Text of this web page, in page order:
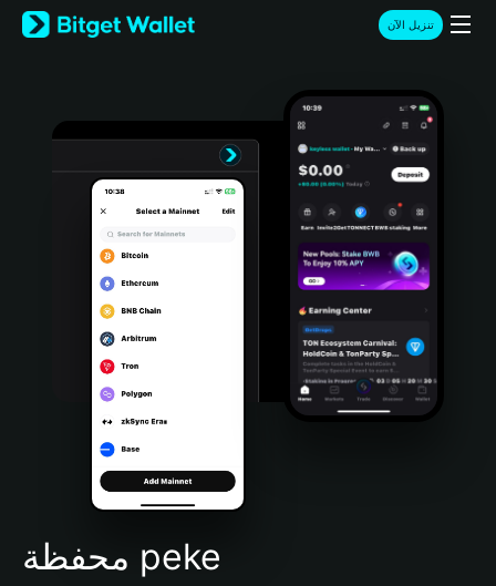
English
日本語
Türkçe
Português (Portugal)
Bahasa Indonesia
Português (Brasil)
Español (Argentina)
تنزيل الآن
محفظة peke